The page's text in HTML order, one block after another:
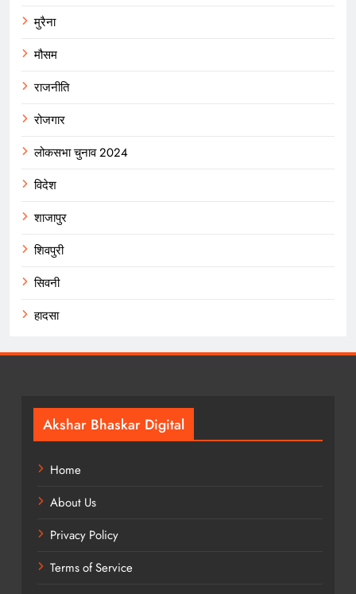
मुरैना
मौसम
राजनीति
रोजगार
लोकसभा चुनाव 2024
विदेश
शाजापुर
शिवपुरी
सिवनी
हादसा
Akshar Bhaskar Digital
Home
About Us
Privacy Policy
Terms of Service